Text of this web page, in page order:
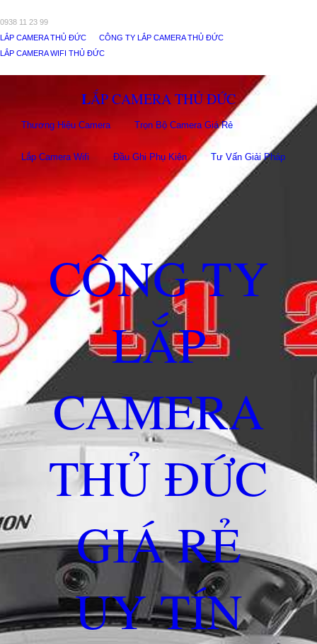
0938 11 23 99
LẮP CAMERA THỦ ĐỨC
CÔNG TY LẮP CAMERA THỦ ĐỨC
LẮP CAMERA WIFI THỦ ĐỨC
LẮP CAMERA THỦ ĐỨC
Thương Hiệu Camera Trọn Bộ Camera Giá Rẻ
Lắp Camera Wifi Đầu Ghi Phụ Kiên Tư Vấn Giải Pháp
CÔNG TY
LẮP
CAMERA
THỦ ĐỨC
GIÁ RẺ
UY TÍN